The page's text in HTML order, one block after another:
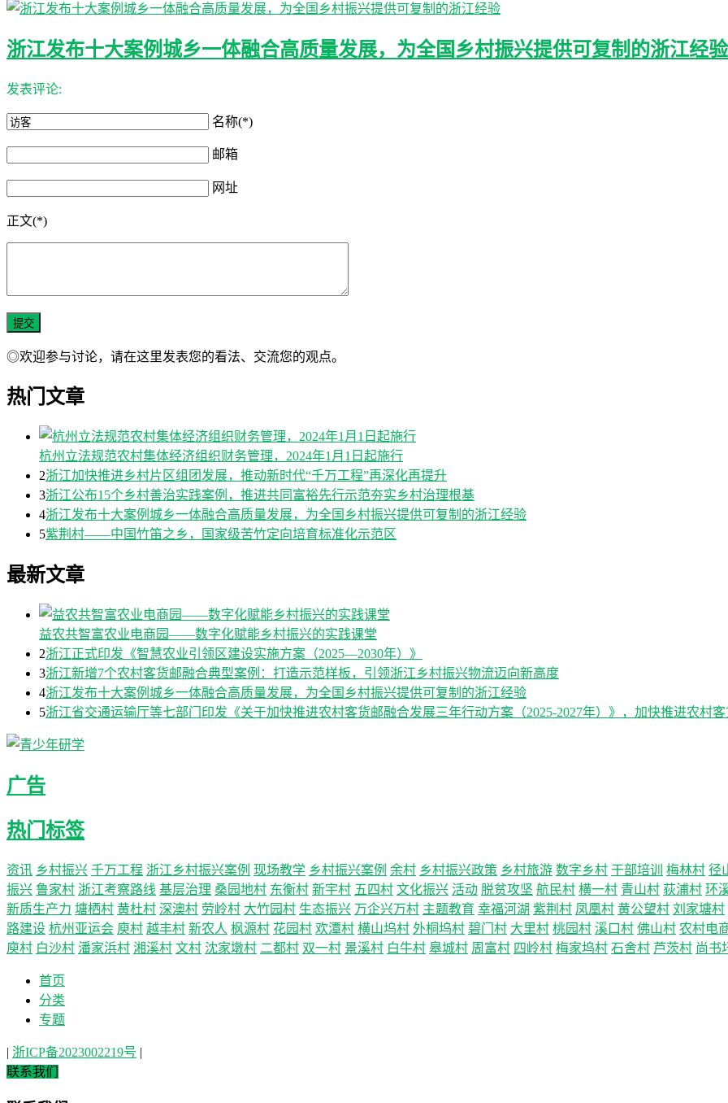
浙江发布十大案例城乡一体融合高质量发展，为全国乡村振兴提供可复制的浙江经验
发表评论:
名称(*)
邮箱
网址
正文(*)
◎欢迎参与讨论，请在这里发表您的看法、交流您的观点。
热门文章
杭州立法规范农村集体经济组织财务管理，2024年1月1日起施行
2浙江加快推进乡村片区组团发展，推动新时代“千万工程”再深化再提升
3浙江公布15个乡村善治实践案例，推进共同富裕先行示范夯实乡村治理根基
4浙江发布十大案例城乡一体融合高质量发展，为全国乡村振兴提供可复制的浙江经验
5紫荆村——中国竹笛之乡，国家级苦竹定向培育标准化示范区
最新文章
益农共智富农业电商园——数字化赋能乡村振兴的实践课堂
2浙江正式印发《智慧农业引领区建设实施方案（2025—2030年）》
3浙江新增7个农村客货邮融合典型案例：打造示范样板，引领浙江乡村振兴物流迈向新高度
4浙江发布十大案例城乡一体融合高质量发展，为全国乡村振兴提供可复制的浙江经验
5浙江省交通运输厅等七部门印发《关于加快推进农村客货邮融合发展三年行动方案（2025-2027年）》，加快推进农村
广告
热门标签
资讯 乡村振兴 千万工程 浙江乡村振兴案例 现场教学 乡村振兴案例 余村 乡村振兴政策 乡村旅游 数字乡村 干部培训 梅林村 径
振兴 鲁家村 浙江考察路线 基层治理 桑园地村 东衡村 新宇村 五四村 文化振兴 活动 脱贫攻坚 航民村 横一村 青山村 荻浦村 环
新质生产力 塘栖村 黄杜村 深澳村 劳岭村 大竹园村 生态振兴 万企兴万村 主题教育 幸福河湖 紫荆村 凤凰村 黄公望村 刘家塘村
路建设 杭州亚运会 庾村 越丰村 新农人 枫源村 花园村 欢潭村 横山坞村 外桐坞村 碧门村 大里村 桃园村 溪口村 佛山村 农村电
庾村 白沙村 潘家浜村 湘溪村 文村 沈家墩村 二都村 双一村 景溪村 白牛村 皋城村 周富村 四岭村 梅家坞村 石舍村 芦茨村 尚书
首页
分类
专题
| 浙ICP备2023002219号 |
联系我们